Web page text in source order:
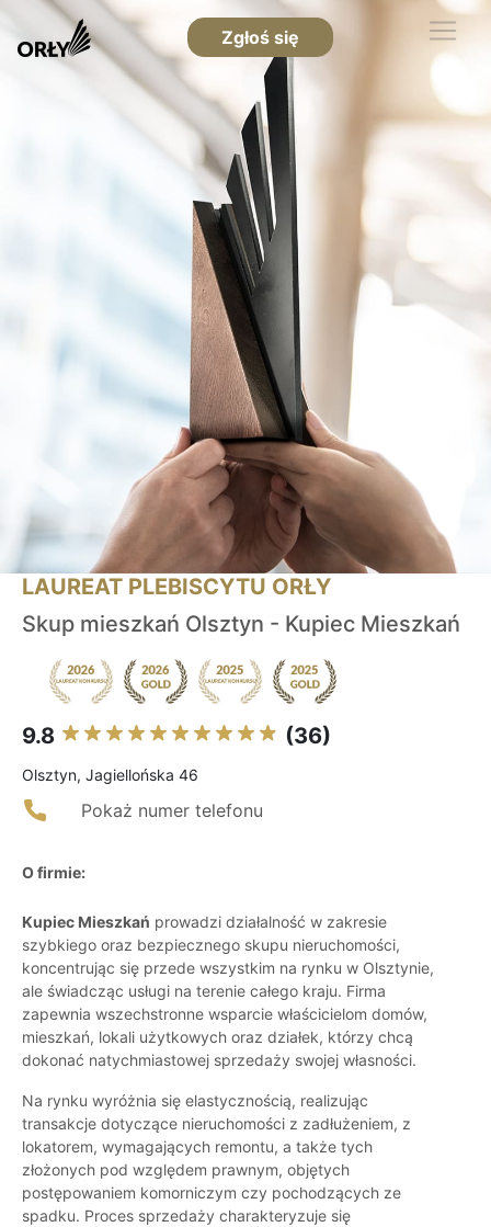
Zgłoś się
LAUREAT PLEBISCYTU ORŁY
Skup mieszkań Olsztyn - Kupiec Mieszkań
9.8 (36)
Olsztyn, Jagiellońska 46
Pokaż numer telefonu
O firmie:
Kupiec Mieszkań prowadzi działalność w zakresie
szybkiego oraz bezpiecznego skupu nieruchomości,
koncentrując się przede wszystkim na rynku w Olsztynie,
ale świadcząc usługi na terenie całego kraju. Firma
zapewnia wszechstronne wsparcie właścicielom domów,
mieszkań, lokali użytkowych oraz działek, którzy chcą
dokonać natychmiastowej sprzedaży swojej własności.
Na rynku wyróżnia się elastycznością, realizując
transakcje dotyczące nieruchomości z zadłużeniem, z
lokatorem, wymagających remontu, a także tych
złożonych pod względem prawnym, objętych
postępowaniem komorniczym czy pochodzących ze
spadku. Proces sprzedaży charakteryzuje się